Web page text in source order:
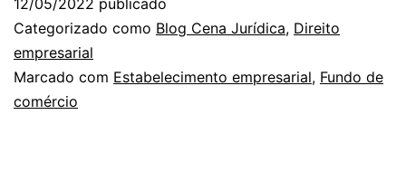
Categorizado como Blog Cena Jurídica, Direito
empresarial
Marcado com Estabelecimento empresarial, Fundo de
comércio